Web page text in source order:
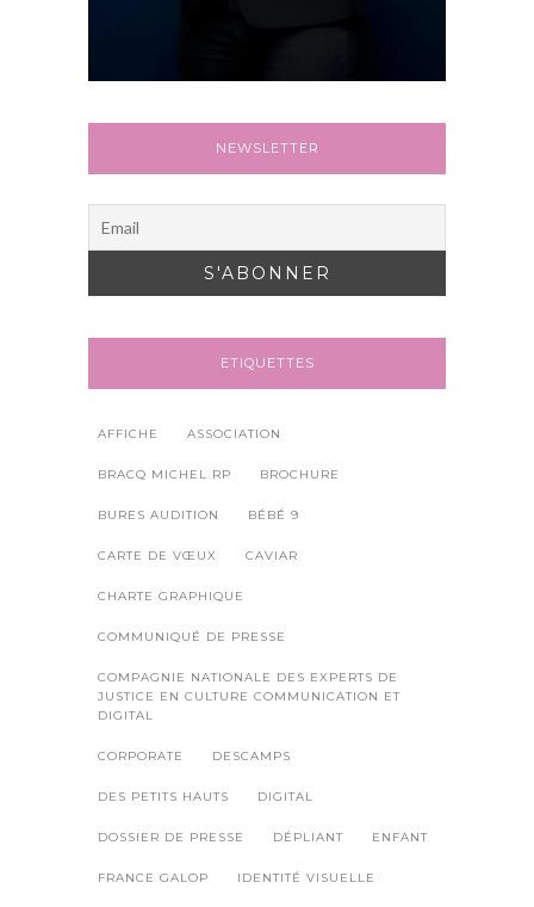
NEWSLETTER
ETIQUETTES
AFFICHE ASSOCIATION
BRACQ MICHEL RP BROCHURE
BURES AUDITION BÉBÉ 9
CARTE DE VŒUX CAVIAR
CHARTE GRAPHIQUE
COMMUNIQUÉ DE PRESSE
COMPAGNIE NATIONALE DES EXPERTS DE
JUSTICE EN CULTURE COMMUNICATION ET
DIGITAL
CORPORATE DESCAMPS
DES PETITS HAUTS DIGITAL
DOSSIER DE PRESSE DÉPLIANT ENFANT
FRANCE GALOP IDENTITÉ VISUELLE